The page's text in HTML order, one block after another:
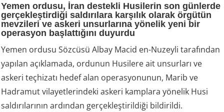
Yemen ordusu, İran destekli Husilerin son günlerde
gerçekleştirdiği saldırılara karşılık olarak örgütün
mevzileri ve askeri unsurlarına yönelik yeni bir
operasyon başlattığını duyurdu
Yemen ordusu Sözcüsü Albay Macid en-Nuzeyli tarafından
yapılan açıklamada, ordunun Husilere ait unsurları ve
askeri teçhizatı hedef alan operasyonunun, Marib ve
Hadramut vilayetlerindeki askeri kamplara yönelik Husi
saldırılarının ardından gerçekleştirildiği bildirildi.